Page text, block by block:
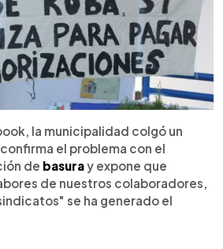
la municipalidad colgó un
el problema con el
de basuray expone que
de nuestros colaboradores,
se ha generado el